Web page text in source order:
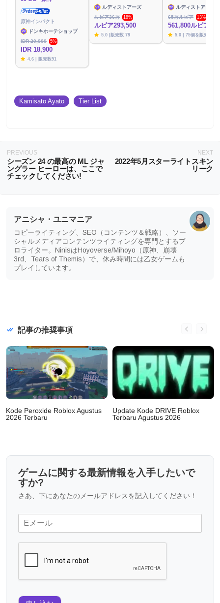
原神インパクト
ドンキホーテショップ
IDR 20,000
5%
IDR 18,900
4.6 | 販売数91
ルディストアーズ
ルピア36万
18%
ルピア293,500
5.0 |販売数 79
ルディストアーズ
65万ルピア
13%
561,800ルピア
5.0 | 75個を販売
Kamisato Ayato Tier List
PREVIOUS
シーズン 24 の最高の ML ジャ
ングラー ヒーローは、ここで
チェックしてください!
NEXT
2022年5月スターライトスキン
リーク
アニシャ・ユニマニア
コピーライティング、SEO（コンテンツ＆戦略）、ソー
シャルメディアコンテンツライティングを専門とするプ
ロライター。NinisはHoyoverse/Mihoyo（原神、崩壊
3rd、Tears of Themis）で、休み時間には乙女ゲームも
プレイしています。
記事の推奨事項
Kode Peroxide Roblox Agustus
2026 Terbaru
Update Kode DRIVE Roblox
Terbaru Agustus 2026
ゲームに関する最新情報を入手したいで
すか?
さあ、下にあなたのメールアドレスを記入してください！